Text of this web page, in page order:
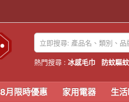
熱門搜尋 : 冰感毛巾 防蚊驅蚊
8月限時優惠 家用電器 生